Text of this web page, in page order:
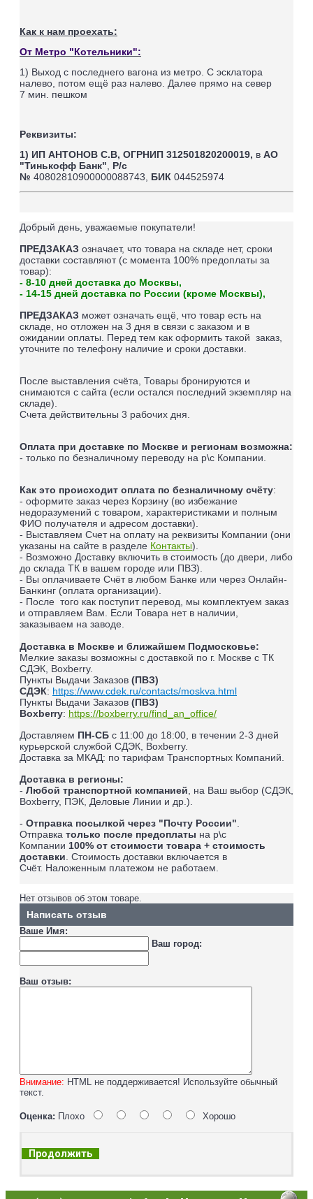
Как к нам проехать:
От Метро "Котельники":
1) Выход с последнего вагона из метро. С эсклатора
налево, потом ещё раз налево. Далее прямо на север
7 мин. пешком
Реквизиты:
1) ИП АНТОНОВ С.В, ОГРНИП 312501820200019, в АО
"Тинькофф Банк", Р/с
№ 40802810900000088743, БИК 044525974
Добрый день, уважаемые покупатели!
ПРЕДЗАКАЗ означает, что товара на складе нет, сроки
доставки составляют (с момента 100% предоплаты за
товар):
- 8-10 дней доставка до Москвы,
- 14-15 дней доставка по России (кроме Москвы),
ПРЕДЗАКАЗ может означать ещё, что товар есть на
складе, но отложен на 3 дня в связи с заказом и в
ожидании оплаты. Перед тем как оформить такой заказ,
уточните по телефону наличие и сроки доставки.
После выставления счёта, Товары бронируются и
снимаются с сайта (если остался последний экземпляр на
складе).
Счета действительны 3 рабочих дня.
Оплата при доставке по Москве и регионам возможна:
- только по безналичному переводу на р\с Компании.
Как это происходит оплата по безналичному счёту:
- оформите заказ через Корзину (во избежание
недоразумений с товаром, характеристиками и полным
ФИО получателя и адресом доставки).
- Выставляем Счет на оплату на реквизиты Компании (они
указаны на сайте в разделе Контакты).
- Возможно Доставку включить в стоимость (до двери, либо
до склада ТК в вашем городе или ПВЗ).
- Вы оплачиваете Счёт в любом Банке или через Онлайн-
Банкинг (оплата организации).
- После того как поступит перевод, мы комплектуем заказ
и отправляем Вам. Если Товара нет в наличии,
заказываем на заводе.
Доставка в Москве и ближайшем Подмосковье:
Мелкие заказы возможны с доставкой по г. Москве с ТК
СДЭК, Boxberry.
Пункты Выдачи Заказов (ПВЗ)
СДЭК: https://www.cdek.ru/contacts/moskva.html
Пункты Выдачи Заказов (ПВЗ)
Boxberry: https://boxberry.ru/find_an_office/
Доставляем ПН-СБ с 11:00 до 18:00, в течении 2-3 дней
курьерской службой СДЭК, Boxberry.
Доставка за МКАД: по тарифам Транспортных Компаний.
Доставка в регионы:
- Любой транспортной компанией, на Ваш выбор (СДЭК,
Boxberry, ПЭК, Деловые Линии и др.).
- Отправка посылкой через "Почту России".
Отправка только после предоплаты на р\с
Компании 100% от стоимости товара + стоимость
доставки. Стоимость доставки включается в
Счёт. Наложенным платежом не работаем.
Нет отзывов об этом товаре.
Написать отзыв
Ваше Имя:
Ваш город:
Ваш отзыв:
Внимание: HTML не поддерживается! Используйте обычный
текст.
Оценка: Плохо Хорошо
Продолжить